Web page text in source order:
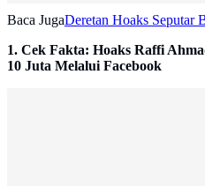
Baca JugaDeretan Hoaks Seputar
1. Cek Fakta: Hoaks Raffi
10 Juta Melalui Facebook